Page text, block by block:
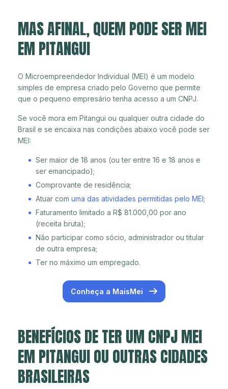
MAS AFINAL, QUEM PODE SER MEI
EM PITANGUI
O Microempreendedor Individual (MEI) é um modelo
simples de empresa criado pelo Governo que permite
que o pequeno empresário tenha acesso a um CNPJ.
Se você mora em Pitangui ou qualquer outra cidade do
Brasil e se encaixa nas condições abaixo você pode ser
MEI:
Ser maior de 18 anos (ou ter entre 16 e 18 anos e
ser emancipado);
Comprovante de residência;
Atuar com uma das atividades permitidas pelo MEI;
Faturamento limitado a R$ 81.000,00 por ano
(receita bruta);
Não participar como sócio, administrador ou titular
de outra empresa;
Ter no máximo um empregado.
Conheça a MaisMei
BENEFÍCIOS DE TER UM CNPJ MEI
EM PITANGUI OU OUTRAS CIDADES
BRASILEIRAS